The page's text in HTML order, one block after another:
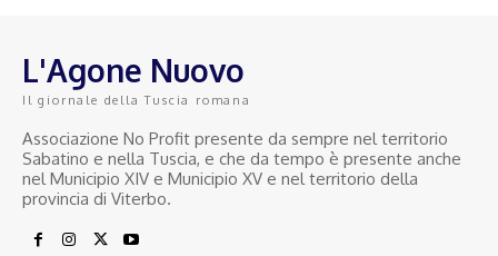
L'Agone Nuovo
Il giornale della Tuscia romana
Associazione No Profit presente da sempre nel territorio
Sabatino e nella Tuscia, e che da tempo è presente anche
nel Municipio XIV e Municipio XV e nel territorio della
provincia di Viterbo.